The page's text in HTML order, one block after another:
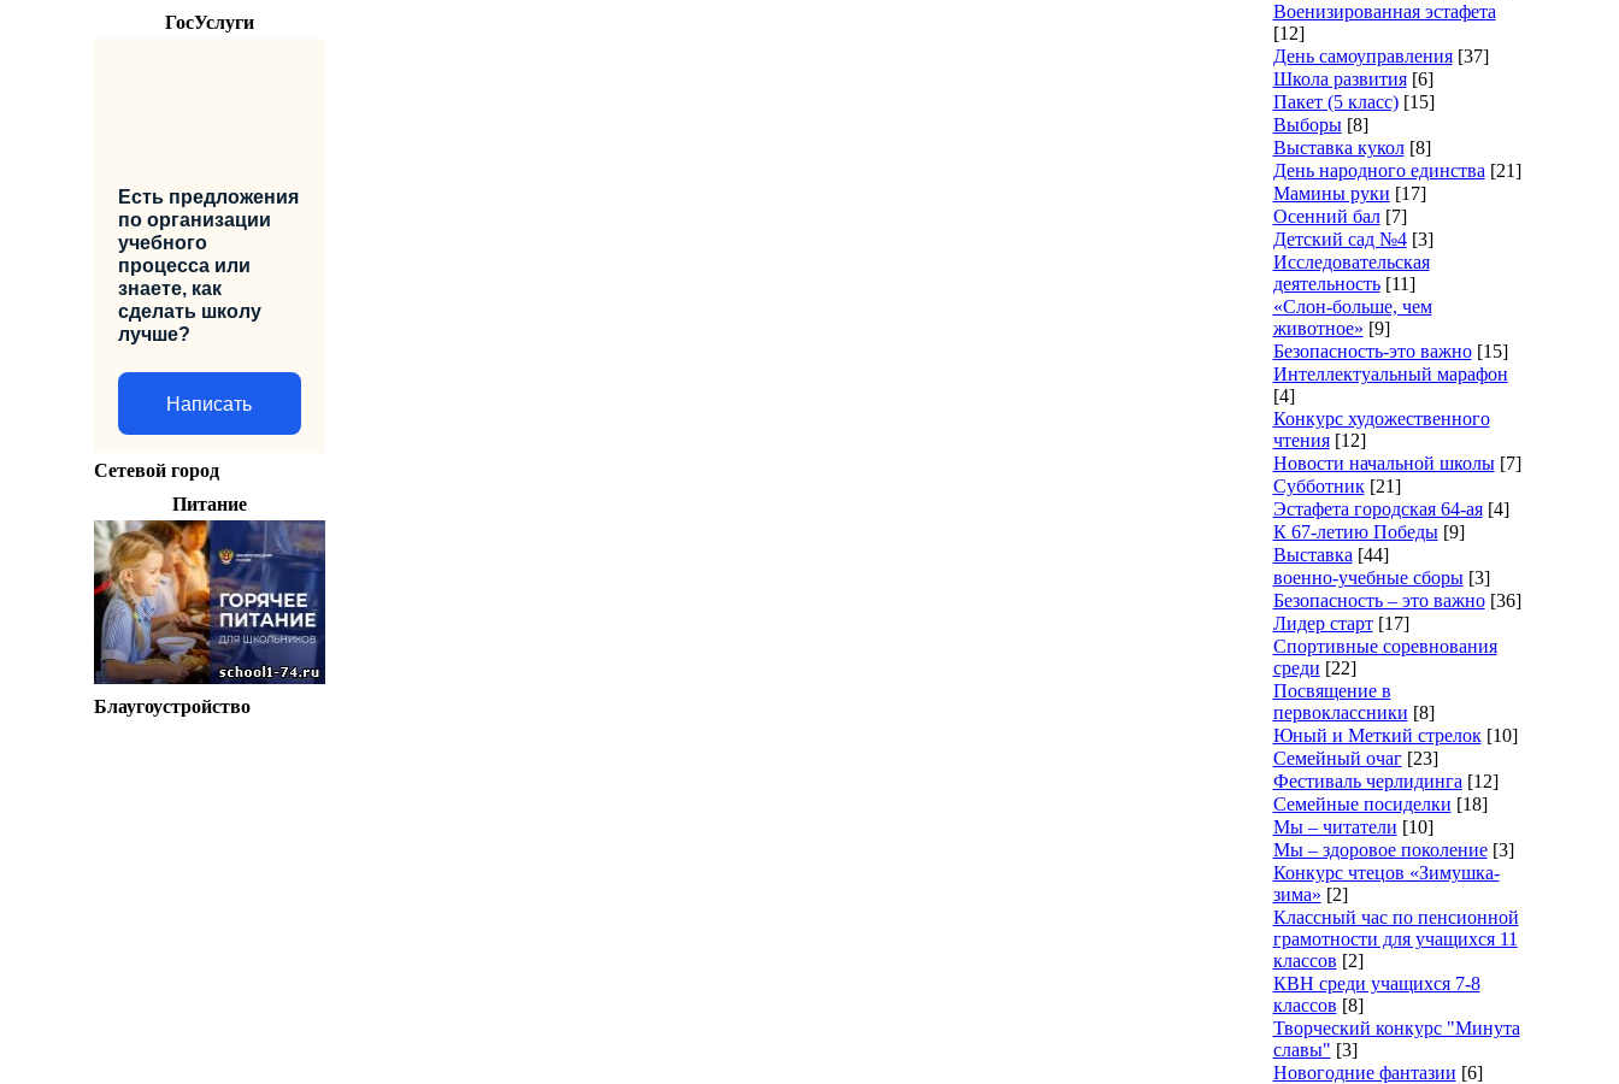
ГосУслуги
Есть предложения
по организации
учебного
процесса или
знаете, как
сделать школу
лучше?
Написать
Сетевой город
Питание
Блаугоустройство
Военизированная эстафета
[12]
День самоуправления [37]
Школа развития [6]
Пакет (5 класс) [15]
Выборы [8]
Выставка кукол [8]
День народного единства [21]
Мамины руки [17]
Осенний бал [7]
Детский сад №4 [3]
Исследовательская
деятельность [11]
«Слон-больше, чем
животное» [9]
Безопасность-это важно [15]
Интеллектуальный марафон
[4]
Конкурс художественного
чтения [12]
Новости начальной школы [7]
Субботник [21]
Эстафета городская 64-ая [4]
К 67-летию Победы [9]
Выставка [44]
военно-учебные сборы [3]
Безопасность – это важно [36]
Лидер старт [17]
Cпортивные соревнования
среди [22]
Посвящение в
первоклассники [8]
Юный и Меткий стрелок [10]
Семейный очаг [23]
Фестиваль черлидинга [12]
Семейные посиделки [18]
Мы – читатели [10]
Мы – здоровое поколение [3]
Конкурс чтецов «Зимушка-
зима» [2]
Классный час по пенсионной
грамотности для учащихся 11
классов [2]
КВН среди учащихся 7-8
классов [8]
Творческий конкурс "Минута
славы" [3]
Новогодние фантазии [6]